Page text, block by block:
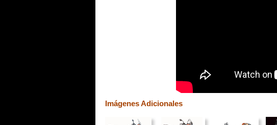
Imágenes Adicionales